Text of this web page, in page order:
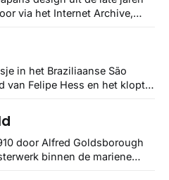
via het Internet Archive,
hebben ze alle scans een
deze manier vind ik ze er
in het Braziliaanse São
van Felipe Hess en het klopt
door Alfred Goldsborough
binnen de mariene